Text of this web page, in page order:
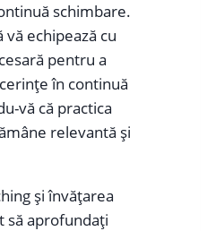
schimbare.
echipează cu
pentru a
în continuă
vă că practica
relevantă și
și învățarea
să aprofundați